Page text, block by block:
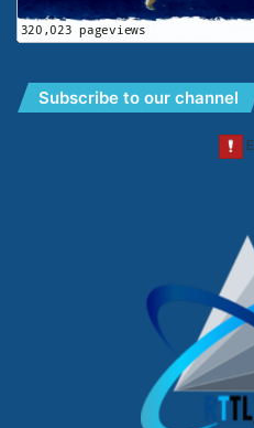
Subscribe to our channel